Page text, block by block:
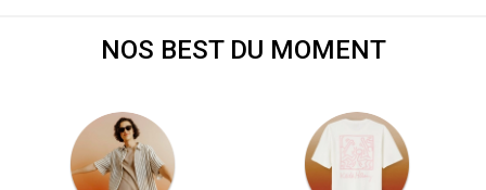
NOS BEST DU MOMENT